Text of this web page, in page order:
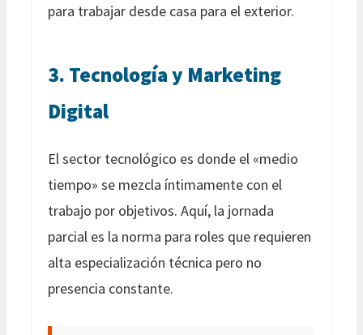
para trabajar desde casa para el exterior.
3. Tecnología y Marketing
Digital
El sector tecnológico es donde el «medio
tiempo» se mezcla íntimamente con el
trabajo por objetivos. Aquí, la jornada
parcial es la norma para roles que requieren
alta especialización técnica pero no
presencia constante.